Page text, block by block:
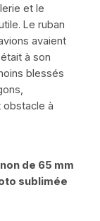
et le
Le ruban
avaient
à son
blessés
obstacle à
de 65 mm
sublimée